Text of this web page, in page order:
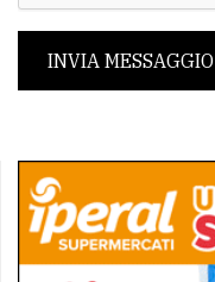
INVIA MESSAGGIO